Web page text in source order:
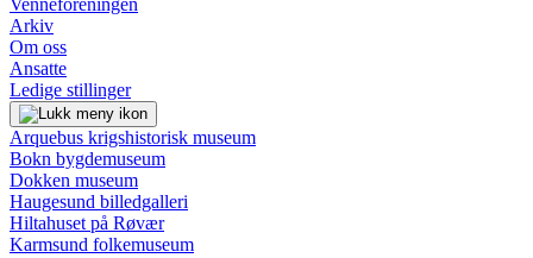
Venneforeningen
Arkiv
Om oss
Ansatte
Ledige stillinger
Arquebus krigshistorisk museum
Bokn bygdemuseum
Dokken museum
Haugesund billedgalleri
Hiltahuset på Røvær
Karmsund folkemuseum